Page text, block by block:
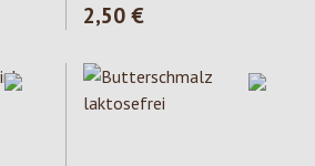
Regulärer Preis:
2,50 €